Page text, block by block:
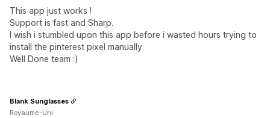
This app just works !
Support is fast and Sharp.
I wish i stumbled upon this app before i wasted hours trying to
install the pinterest pixel manually
Well Done team :)
Blank Sunglasses
Royaume-Uni